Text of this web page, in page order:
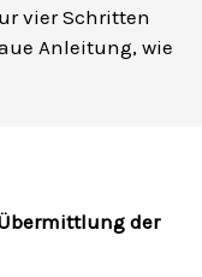
vier Schritten
Anleitung, wie
der